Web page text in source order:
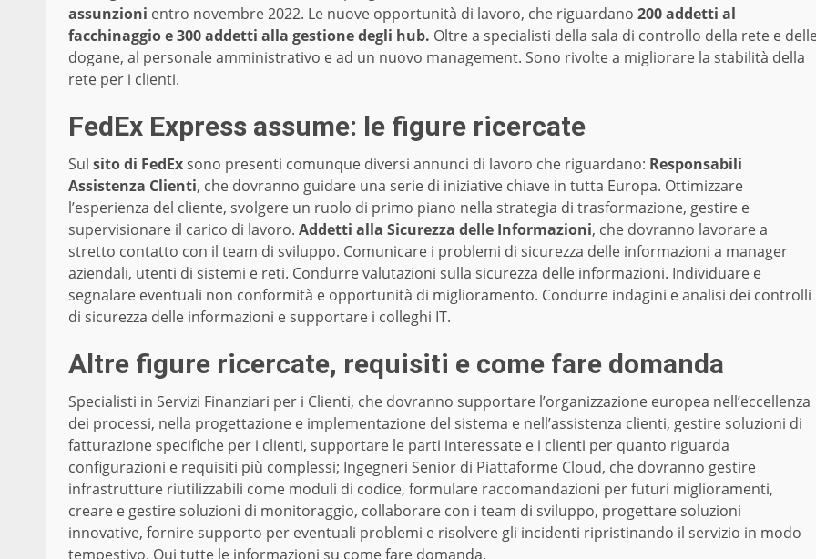
assunzioni entro novembre 2022. Le nuove opportunità di lavoro, che riguardano 200 addetti al
facchinaggio e 300 addetti alla gestione degli hub. Oltre a specialisti della sala di controllo della rete e
dogane, al personale amministrativo e ad un nuovo management. Sono rivolte a migliorare la stabilità della
rete per i clienti.
FedEx Express assume: le figure ricercate
Sul sito di FedExsono presenti comunque diversi annunci di lavoro che riguardano: Responsabili
Assistenza Clienti, che dovranno guidare una serie di iniziative chiave in tutta Europa. Ottimizzare
l’esperienza del cliente, svolgere un ruolo di primo piano nella strategia di trasformazione, gestire e
supervisionare il carico di lavoro. Addetti alla Sicurezza delle Informazioni, che dovranno lavorare a
stretto contatto con il team di sviluppo. Comunicare i problemi di sicurezza delle informazioni a manager
aziendali, utenti di sistemi e reti. Condurre valutazioni sulla sicurezza delle informazioni. Individuare e
segnalare eventuali non conformità e opportunità di miglioramento. Condurre indagini e analisi dei controlli
di sicurezza delle informazioni e supportare i colleghi IT.
Altre figure ricercate, requisiti e come fare domanda
Specialisti in Servizi Finanziari per i Clienti, che dovranno supportare l’organizzazione europea nell’eccellenza
dei processi, nella progettazione e implementazione del sistema e nell’assistenza clienti, gestire soluzioni di
fatturazione specifiche per i clienti, supportare le parti interessate e i clienti per quanto riguarda
configurazioni e requisiti più complessi; Ingegneri Senior di Piattaforme Cloud, che dovranno gestire
infrastrutture riutilizzabili come moduli di codice, formulare raccomandazioni per futuri miglioramenti,
creare e gestire soluzioni di monitoraggio, collaborare con i team di sviluppo, progettare soluzioni
innovative, fornire supporto per eventuali problemi e risolvere gli incidenti ripristinando il servizio in modo
tempestivo. Qui tutte le informazioni su come fare domanda.